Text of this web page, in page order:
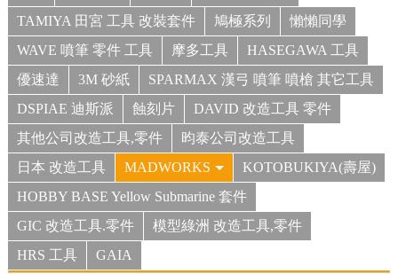
TAMIYA 田宮 工具 改裝套件
鳩極系列
懶懶同學
WAVE 噴筆 零件 工具
摩多工具
HASEGAWA 工具
優速達
3M 砂紙
SPARMAX 漢弓 噴筆 噴槍 其它工具
DSPIAE 迪斯派
蝕刻片
DAVID 改造工具 零件
其他公司改造工具,零件
昀泰公司改造工具
日本 改造工具
MADWORKS
KOTOBUKIYA(壽屋)
HOBBY BASE Yellow Submarine 套件
GIC 改造工具.零件
模型綠洲 改造工具,零件
HRS 工具
GAIA